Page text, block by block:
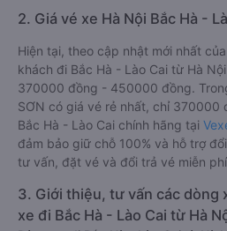
2. Giá vé xe Hà Nội Bắc Hà -
Hiện tại, theo cập nhật mới nhất của
khách đi Bắc Hà - Lào Cai từ Hà
370000 đồng - 450000 đồng.
SƠN có giá vé rẻ nhất, chỉ 370000
Bắc Hà - Lào Cai chính hãng tại
đảm bảo giữ chỗ 100% và hỗ trợ
tư vấn, đặt vé và đổi trả vé miễn
3. Giới thiệu, tư vấn các dòng
xe đi Bắc Hà - Lào Cai từ Hà